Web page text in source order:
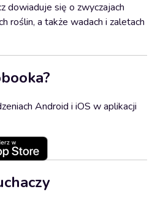
dowiaduje się o zwyczajach
roślin, a także wadach i zaletach
Android i iOS w aplikacji